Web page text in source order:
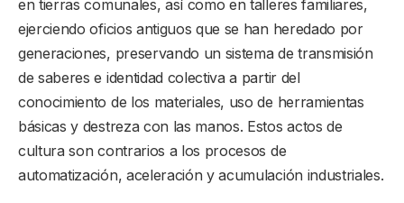
en tierras comunales, así como en talleres familiares,
ejerciendo oficios antiguos que se han heredado por
generaciones, preservando un sistema de transmisión
de saberes e identidad colectiva a partir del
conocimiento de los materiales, uso de herramientas
básicas y destreza con las manos. Estos actos de
cultura son contrarios a los procesos de
automatización, aceleración y acumulación industriales.